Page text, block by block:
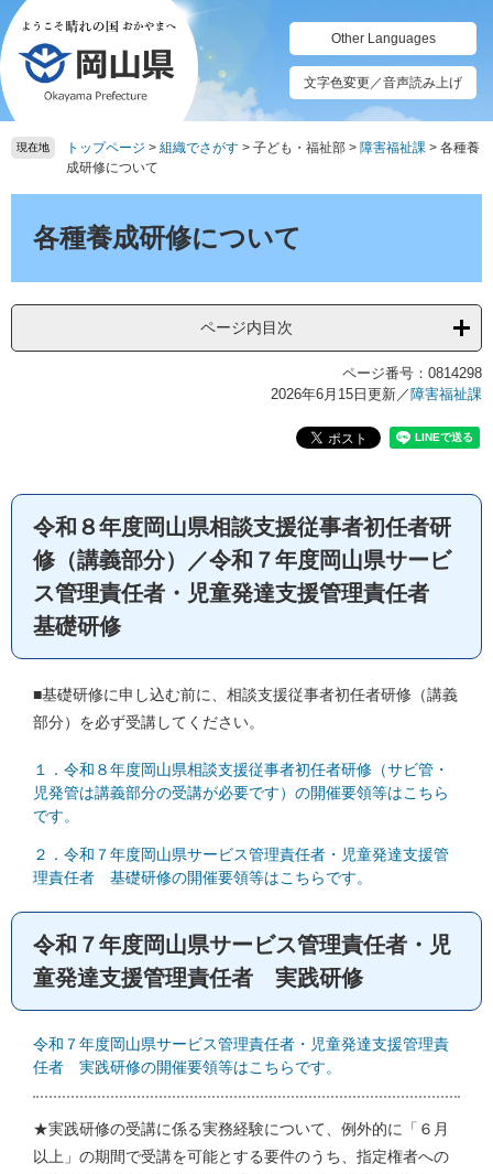
ペ
ー
ジ
の
先
頭
メ
ニ
ュ
ー
を
飛
て
Other Languages
文字色変更／音声読み上げ
現在地 トップページ > 組織でさがす > 子ども・福祉部 > 障害福祉課 > 各種養
成研修について
各種養成研修について
ページ内目次
ページ番号：0814298
2026年6月15日更新／ 障害福祉課
令和８年度岡山県相談支援従事者初任者研
修（講義部分）／令和７年度岡山県サービ
ス管理責任者・児童発達支援管理責任者
基礎研修
■基礎研修に申し込む前に、相談支援従事者初任者研修（講義
部分）を必ず受講してください。
１．令和８年度岡山県相談支援従事者初任者研修（サビ管・
児発管は講義部分の受講が必要です）の開催要領等はこちら
です。
２．令和７年度岡山県サービス管理責任者・児童発達支援管
理責任者 基礎研修の開催要領等はこちらです。
令和７年度岡山県サービス管理責任者・児
童発達支援管理責任者 実践研修
令和７年度岡山県サービス管理責任者・児童発達支援管理責
任者 実践研修の開催要領等はこちらです。
★実践研修の受講に係る実務経験について、例外的に「６月
以上」の期間で受講を可能とする要件のうち、指定権者への